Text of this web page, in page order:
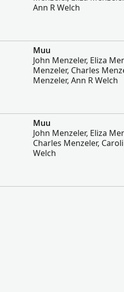
Ann R Welch
Muu
John Menzeler, Eliza
Menzeler, Charles
Menzeler, Ann R Welch
Muu
John Menzeler, Eliza
Charles Menzeler,
Welch